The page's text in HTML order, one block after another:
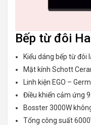
Bếp từ đôi
Kiểu dáng bếp từ đôi
Mặt kính Schott
Linh kiện EGO –
Điều khiển cảm ứng
Bosster 3000W
Tổng công suất